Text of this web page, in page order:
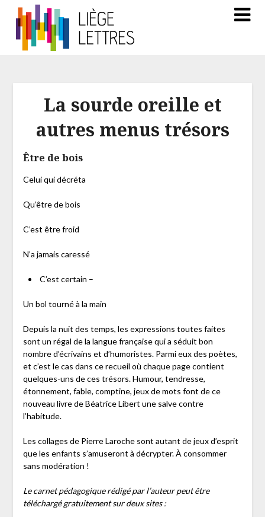
La sourde oreille et
autres menus trésors
Être de bois
Celui qui décréta
Qu’être de bois
C’est être froid
N’a jamais caressé
C’est certain –
Un bol tourné à la main
Depuis la nuit des temps, les expressions toutes faites
sont un régal de la langue française qui a séduit bon
nombre d’écrivains et d’humoristes. Parmi eux des poètes,
et c’est le cas dans ce recueil où chaque page contient
quelques-uns de ces trésors. Humour, tendresse,
étonnement, fable, comptine, jeux de mots font de ce
nouveau livre de Béatrice Libert une salve contre
l’habitude.
Les collages de Pierre Laroche sont autant de jeux d’esprit
que les enfants s’amuseront à décrypter. À consommer
sans modération !
Le carnet pédagogique rédigé par l’auteur peut être
téléchargé gratuitement sur deux sites :